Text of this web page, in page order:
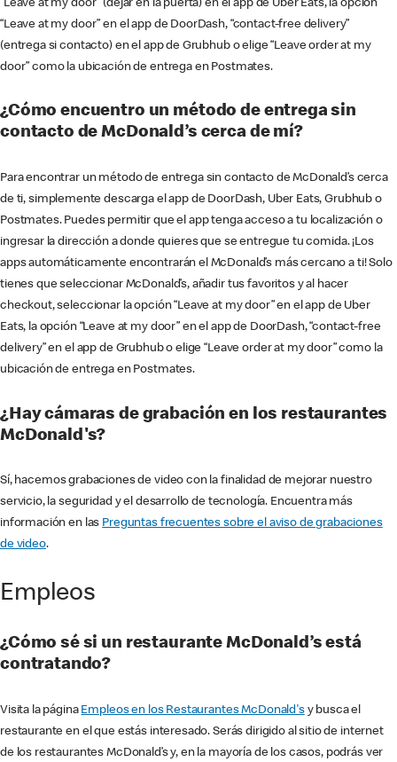
“Leave at my door” (dejar en la puerta) en el app de Uber Eats, la opción
“Leave at my door” en el app de DoorDash, “contact-free delivery”
(entrega si contacto) en el app de Grubhub o elige “Leave order at my
door” como la ubicación de entrega en Postmates.
¿Cómo encuentro un método de entrega sin
contacto de McDonald’s cerca de mí?
Para encontrar un método de entrega sin contacto de McDonald’s cerca
de ti, simplemente descarga el app de DoorDash, Uber Eats, Grubhub o
Postmates. Puedes permitir que el app tenga acceso a tu localización o
ingresar la dirección a donde quieres que se entregue tu comida. ¡Los
apps automáticamente encontrarán el McDonald’s más cercano a ti! Solo
tienes que seleccionar McDonald’s, añadir tus favoritos y al hacer
checkout, seleccionar la opción “Leave at my door” en el app de Uber
Eats, la opción “Leave at my door” en el app de DoorDash, “contact-free
delivery” en el app de Grubhub o elige “Leave order at my door” como la
ubicación de entrega en Postmates.
¿Hay cámaras de grabación en los restaurantes
McDonald's?
Sí, hacemos grabaciones de video con la finalidad de mejorar nuestro
servicio, la seguridad y el desarrollo de tecnología. Encuentra más
información en las Preguntas frecuentes sobre el aviso de grabaciones
de video.
Empleos
¿Cómo sé si un restaurante McDonald’s está
contratando?
Visita la página Empleos en los Restaurantes McDonald'sy busca el
restaurante en el que estás interesado. Serás dirigido al sitio de internet
de los restaurantes McDonald’s y, en la mayoría de los casos, podrás ver